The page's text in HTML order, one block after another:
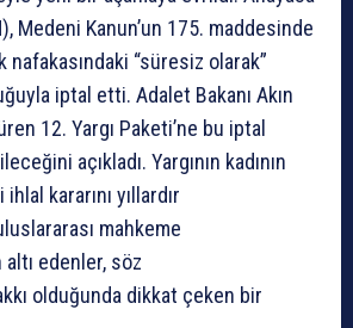
Medeni Kanun’un 175. maddesinde
“süresiz olarak”
iptal etti. Adalet Bakanı Akın
12. Yargı Paketi’ne bu iptal
açıkladı. Yargının kadının
kararını yıllardır
mahkeme
altı edenler, söz
olduğunda dikkat çeken bir